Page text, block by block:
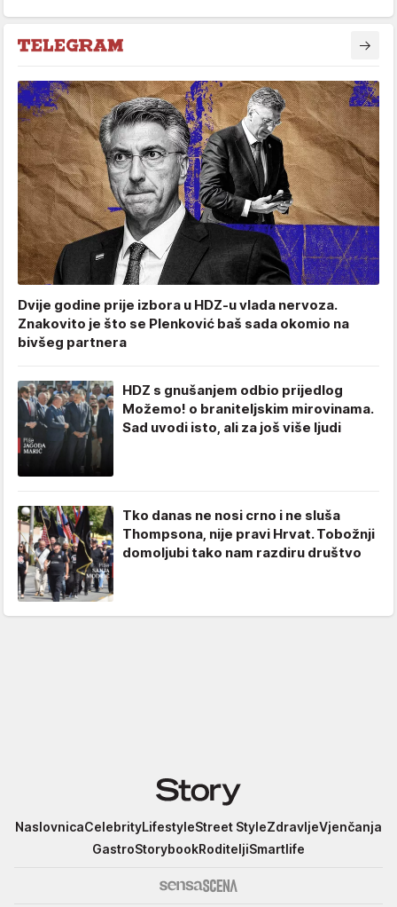
Dvije godine prije izbora u HDZ-u vlada nervoza.
Znakovito je što se Plenković baš sada okomio na
bivšeg partnera
HDZ s gnušanjem odbio prijedlog
Možemo! o braniteljskim mirovinama.
Sad uvodi isto, ali za još više ljudi
Tko danas ne nosi crno i ne sluša
Thompsona, nije pravi Hrvat. Tobožnji
domoljubi tako nam razdiru društvo
Story
NaslovnicaCelebrityLifestyleStreet StyleZdravljeVjenčanja
GastroStorybookRoditeljiSmartlife